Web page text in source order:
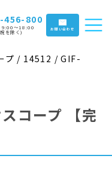
456-800
9:00〜18:00
を除く) お問い合わせ
プ / 14512 / GIF-
コープ
【完